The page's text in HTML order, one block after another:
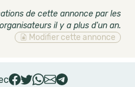
de cette annonce par les
organisateurs il y a plus d'un an.
Modifier cette annonce